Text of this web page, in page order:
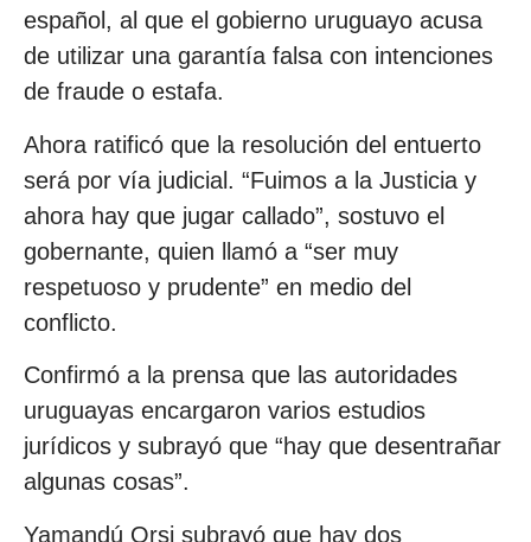
español, al que el gobierno uruguayo acusa
de utilizar una garantía falsa con intenciones
de fraude o estafa.
Ahora ratificó que la resolución del entuerto
será por vía judicial. “Fuimos a la Justicia y
ahora hay que jugar callado”, sostuvo el
gobernante, quien llamó a “ser muy
respetuoso y prudente” en medio del
conflicto.
Confirmó a la prensa que las autoridades
uruguayas encargaron varios estudios
jurídicos y subrayó que “hay que desentrañar
algunas cosas”.
Yamandú Orsi subrayó que hay dos